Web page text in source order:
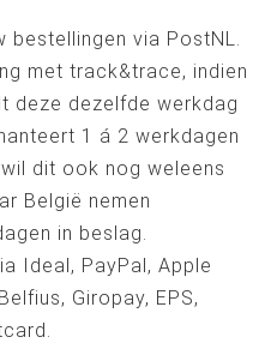
bestellingen via PostNL.
met track&trace, indien
deze dezelfde werkdag
1 á 2 werkdagen
dit ook nog weleens
België nemen
in beslag.
Ideal, PayPal, Apple
Giropay, EPS,